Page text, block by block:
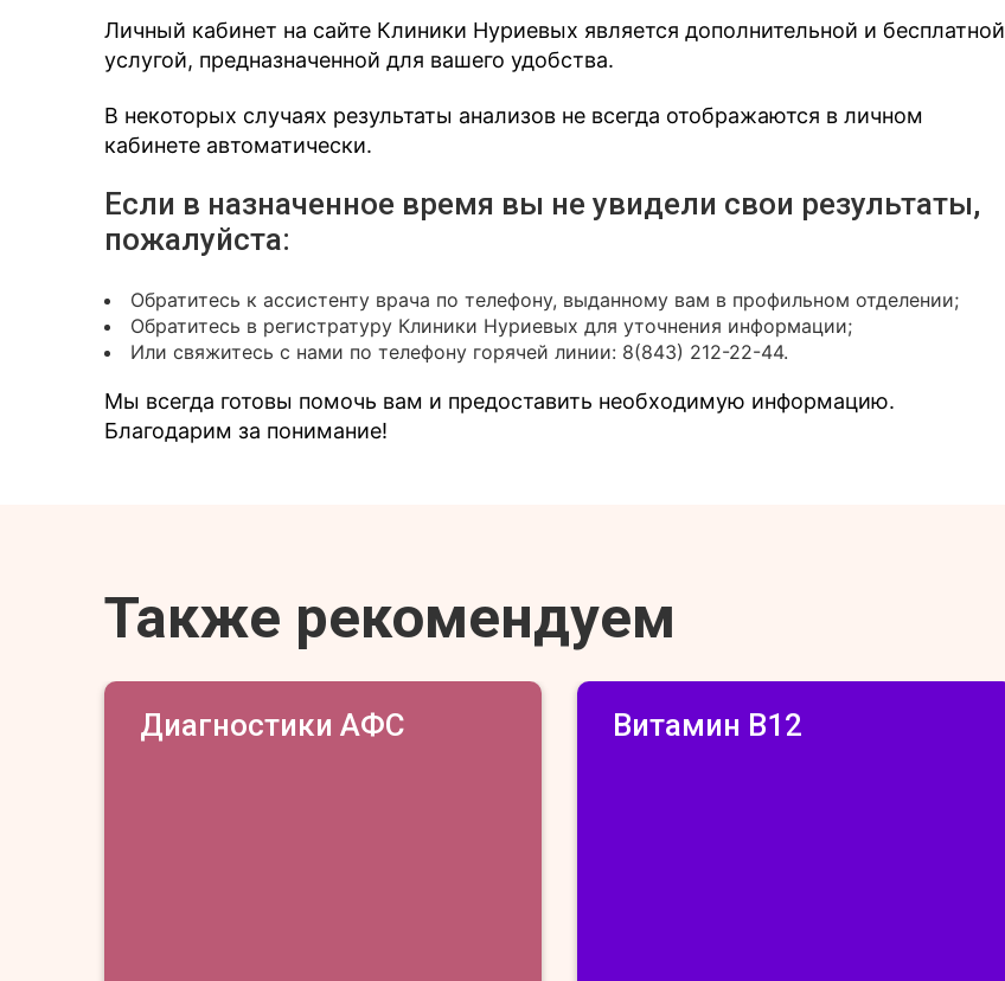
Личный кабинет на сайте Клиники Нуриевых является дополнительной и бесплатной
услугой, предназначенной для вашего удобства.
В некоторых случаях результаты анализов не всегда отображаются в личном
кабинете автоматически.
Если в назначенное время вы не увидели свои результаты,
пожалуйста:
Обратитесь к ассистенту врача по телефону, выданному вам в профильном отделении;
Обратитесь в регистратуру Клиники Нуриевых для уточнения информации;
Или свяжитесь с нами по телефону горячей линии: 8(843) 212-22-44.
Мы всегда готовы помочь вам и предоставить необходимую информацию.
Благодарим за понимание!
Также рекомендуем
Диагностики АФС Витамин В12